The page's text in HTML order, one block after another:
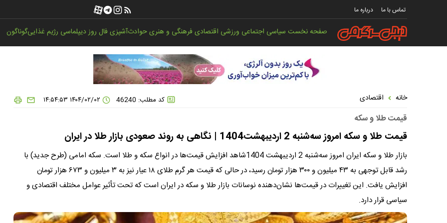
تماس با ما درباره ما
صفحه نخستسیاسی اجتماعی ورزشی اقتصادیفرهنگی و هنریحوادثآشپزیفال روزدیپلماسی رژیم غذاییگوناگون
خانه اقتصادی کد مطلب: 46240
قیمت طلا و سکه
قیمت طلا و سکه امروز سه‌شنبه 2 اردیبهشت1404 | نگاهی به روند صعودی بازار طلا در ایران
بازار طلا و سکه ایران امروز سه‌شنبه 2 اردیبهشت 1404شاهد افزایش قیمت‌ها در انواع سکه و طلا است. سکه امامی (طرح جدید) با
رشد قابل توجهی به ۴۳ میلیون و ۳۰۰ هزار تومان رسید، در حالی که قیمت هر گرم طلای ۱۸ عیار نیز به ۳ میلیون و ۶۷۳ هزار تومان
افزایش یافت. این تغییرات در قیمت‌ها نشان‌دهنده نوسانات بازار طلا و سکه در ایران است که تحت تأثیر عوامل مختلف اقتصادی و
سیاسی قرار دارد.